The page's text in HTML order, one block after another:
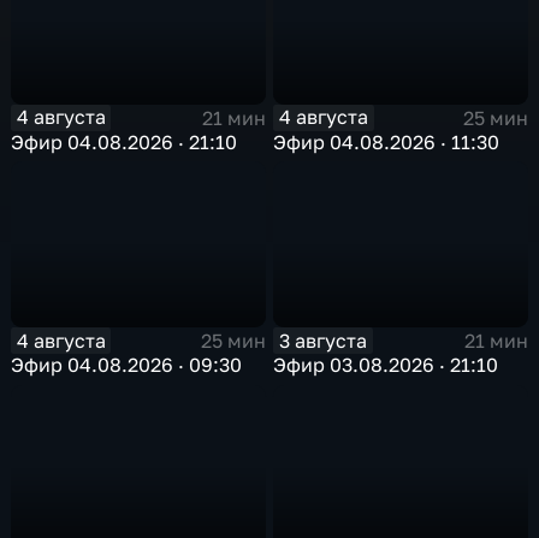
4 августа
21 мин
Эфир 04.08.2026 · 21:10
4 августа
25 мин
Эфир 04.08.2026 · 11:30
4 августа
25 мин
Эфир 04.08.2026 · 09:30
3 августа
21 мин
Эфир 03.08.2026 · 21:10